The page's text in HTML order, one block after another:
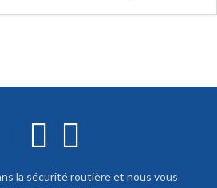
la sécurité routière et nous vous